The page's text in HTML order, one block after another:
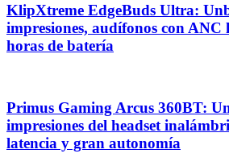
KlipXtreme EdgeBuds Ultra:
impresiones, audífonos con
horas de batería
Primus Gaming Arcus 360BT:
impresiones del headset
latencia y gran autonomía